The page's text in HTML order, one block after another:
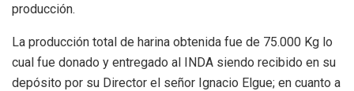
producción.
La producción total de harina obtenida fue de 75.000 Kg lo
cual fue donado y entregado al INDA siendo recibido en su
depósito por su Director el señor Ignacio Elgue; en cuanto a